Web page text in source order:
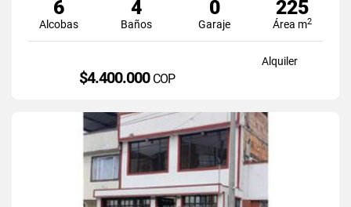
6
Alcobas
4
Baños
0
Garaje
225
Área m2
Alquiler
$4.400.000 COP